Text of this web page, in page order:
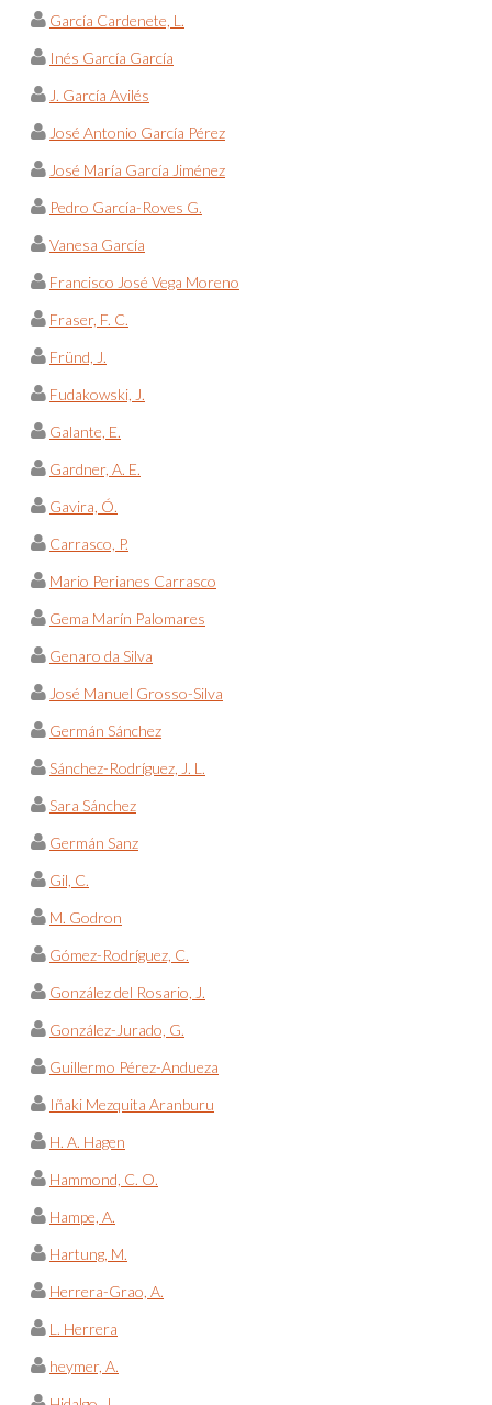
García Cardenete, L.
Inés García García
J. García Avilés
José Antonio García Pérez
José María García Jiménez
Pedro García-Roves G.
Vanesa García
Francisco José Vega Moreno
Fraser, F. C.
Fründ, J.
Fudakowski, J.
Galante, E.
Gardner, A. E.
Gavira, Ó.
Carrasco, P.
Mario Perianes Carrasco
Gema Marín Palomares
Genaro da Silva
José Manuel Grosso-Silva
Germán Sánchez
Sánchez-Rodríguez, J. L.
Sara Sánchez
Germán Sanz
Gil, C.
M. Godron
Gómez-Rodríguez, C.
González del Rosario, J.
González-Jurado, G.
Guillermo Pérez-Andueza
Iñaki Mezquita Aranburu
H. A. Hagen
Hammond, C. O.
Hampe, A.
Hartung, M.
Herrera-Grao, A.
L. Herrera
heymer, A.